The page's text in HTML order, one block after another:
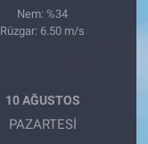
Nem: %34
Rüzgar: 6.50 m/s
10 AĞUSTOS
PAZARTESI